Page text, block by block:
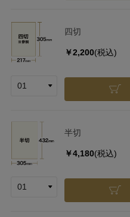
四切
￥2,200(税込)
半切
￥4,180(税込)